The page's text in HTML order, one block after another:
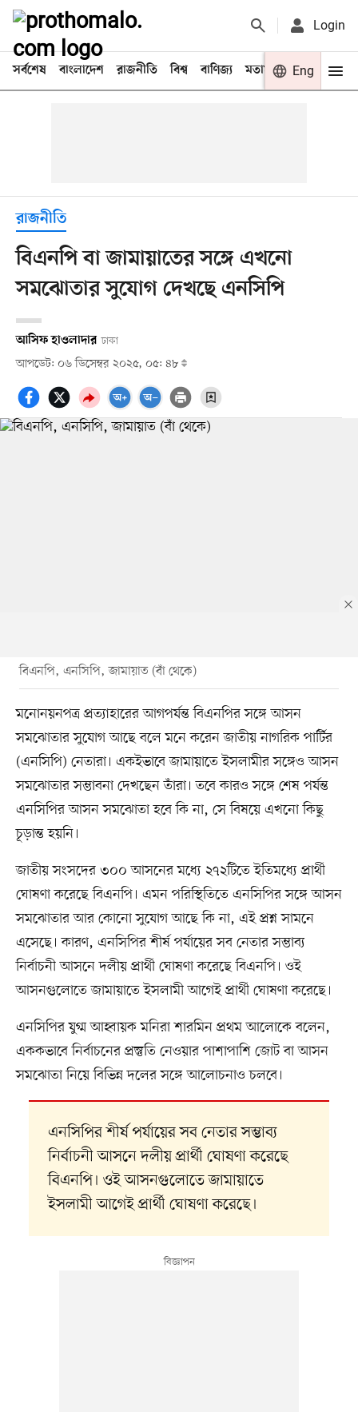
Login
সর্বশেষ বাংলাদেশ রাজনীতি বিশ্ব বাণিজ্য মতামত খেলা
Eng
রাজনীতি
বিএনপি বা জামায়াতের সঙ্গে এখনো
সমঝোতার সুযোগ দেখছে এনসিপি
আসিফ হাওলাদার ঢাকা
আপডেট: ০৬ ডিসেম্বর ২০২৫, ০৫: ৪৮
বিএনপি, এনসিপি, জামায়াত (বাঁ থেকে)
মনোনয়নপত্র প্রত্যাহারের আগপর্যন্ত বিএনপির সঙ্গে আসন
সমঝোতার সুযোগ আছে বলে মনে করেন জাতীয় নাগরিক পার্টির
(এনসিপি) নেতারা। একইভাবে জামায়াতে ইসলামীর সঙ্গেও আসন
সমঝোতার সম্ভাবনা দেখছেন তাঁরা। তবে কারও সঙ্গে শেষ পর্যন্ত
এনসিপির আসন সমঝোতা হবে কি না, সে বিষয়ে এখনো কিছু
চূড়ান্ত হয়নি।
জাতীয় সংসদের ৩০০ আসনের মধ্যে ২৭২টিতে ইতিমধ্যে প্রার্থী
ঘোষণা করেছে বিএনপি। এমন পরিস্থিতিতে এনসিপির সঙ্গে আসন
সমঝোতার আর কোনো সুযোগ আছে কি না, এই প্রশ্ন সামনে
এসেছে। কারণ, এনসিপির শীর্ষ পর্যায়ের সব নেতার সম্ভাব্য
নির্বাচনী আসনে দলীয় প্রার্থী ঘোষণা করেছে বিএনপি। ওই
আসনগুলোতে জামায়াতে ইসলামী আগেই প্রার্থী ঘোষণা করেছে।
এনসিপির যুগ্ম আহ্বায়ক মনিরা শারমিন প্রথম আলোকে বলেন,
এককভাবে নির্বাচনের প্রস্তুতি নেওয়ার পাশাপাশি জোট বা আসন
সমঝোতা নিয়ে বিভিন্ন দলের সঙ্গে আলোচনাও চলবে।
এনসিপির শীর্ষ পর্যায়ের সব নেতার সম্ভাব্য
নির্বাচনী আসনে দলীয় প্রার্থী ঘোষণা করেছে
বিএনপি। ওই আসনগুলোতে জামায়াতে
ইসলামী আগেই প্রার্থী ঘোষণা করেছে।